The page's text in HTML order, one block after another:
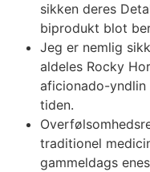
sikken deres
biprodukt blot
Jeg er nemlig
aldeles Rocky
aficionado-yndlin
tiden.
traditionel
gammeldags